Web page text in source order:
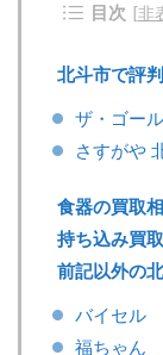
目次 [非
北斗市で評
ザ・ゴー
さすがや
食器の買取
持ち込み買
前記以外の
バイセル
福ちゃん